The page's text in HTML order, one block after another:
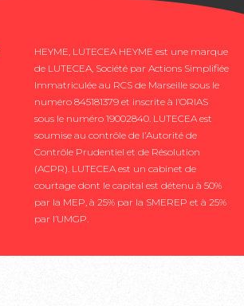
HEYME, LUTECEAHEYME est une marque
de LUTECEA, Société par Actions Simplifiée
Immatriculée au RCS de Marseille sous le
numéro 845181379 et inscrite à l’ORIAS
sous le numéro 19002840. LUTECEA est
soumise au contrôle de l’Autorité de
Contrôle Prudentiel et de Résolution
(ACPR). LUTECEA est un cabinet de
courtage dont le capital est détenu à 50%
par la MEP, à 25% par la SMEREP et à 25%
par l’UMGP.